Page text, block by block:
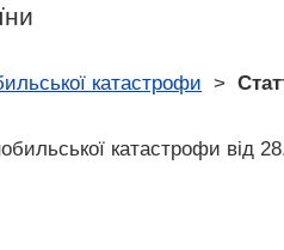
катастрофи >
катастрофи від